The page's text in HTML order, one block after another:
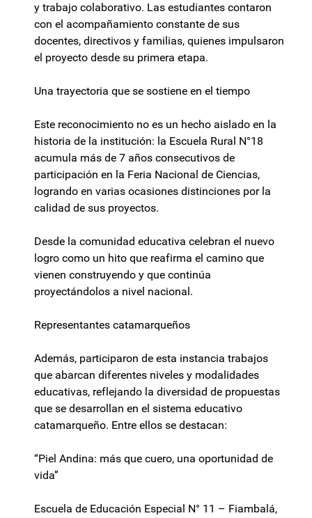
y trabajo colaborativo. Las estudiantes contaron
con el acompañamiento constante de sus
docentes, directivos y familias, quienes impulsaron
el proyecto desde su primera etapa.
Una trayectoria que se sostiene en el tiempo
Este reconocimiento no es un hecho aislado en la
historia de la institución: la Escuela Rural N°18
acumula más de 7 años consecutivos de
participación en la Feria Nacional de Ciencias,
logrando en varias ocasiones distinciones por la
calidad de sus proyectos.
Desde la comunidad educativa celebran el nuevo
logro como un hito que reafirma el camino que
vienen construyendo y que continúa
proyectándolos a nivel nacional.
Representantes catamarqueños
Además, participaron de esta instancia trabajos
que abarcan diferentes niveles y modalidades
educativas, reflejando la diversidad de propuestas
que se desarrollan en el sistema educativo
catamarqueño. Entre ellos se destacan:
“Piel Andina: más que cuero, una oportunidad de
vida”
Escuela de Educación Especial N° 11 – Fiambalá,